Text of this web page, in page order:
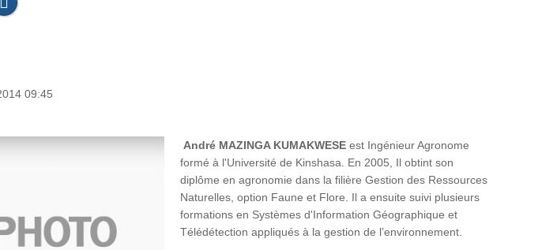
09:45
André MAZINGA KUMAKWESE est Ingénieur Agronome
formé à l'Université de Kinshasa. En 2005, Il obtint son
diplôme en agronomie dans la filière Gestion des Ressources
Naturelles, option Faune et Flore. Il a ensuite suivi plusieurs
formations en Systèmes d'Information Géographique et
Télédétection appliqués à la gestion de l’environnement.